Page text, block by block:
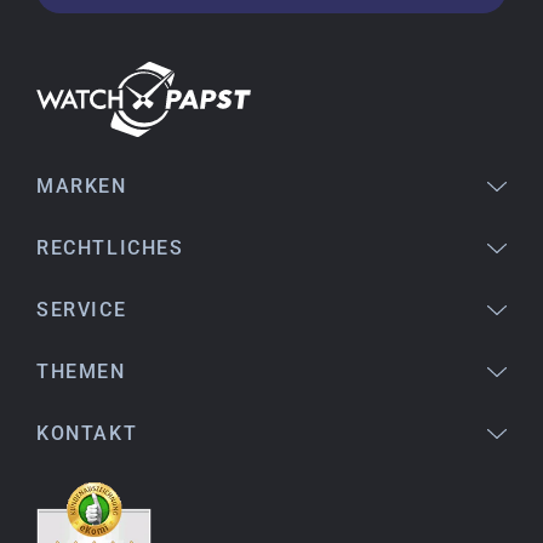
einwandfrei. Auch die Verpackung war sehr gut.
Ich bin sehr zufrieden, jederzeit wieder!
gut auffindbar im Netz, stichhaltige
Orientierung beim Kauf, sofortiger Versand,
Birgit S.
Wie bisher auch immer SEHR ZUFRIEDEN !! da
ist nichts besser zu machen, ist alles prima !
einwandfreie Ware, schnelle Lieferung, alles
MARKEN
RECHTLICHES
SERVICE
THEMEN
KONTAKT